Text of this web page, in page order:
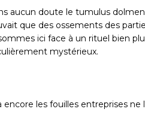
aucun doute le tumulus
que des ossements des
ici face à un rituel bien
mystérieux.
encore les fouilles entreprises